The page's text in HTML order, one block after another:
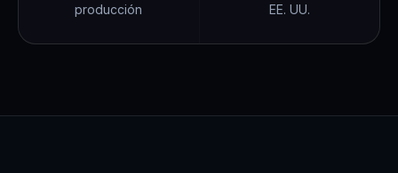
producción
EE. UU.